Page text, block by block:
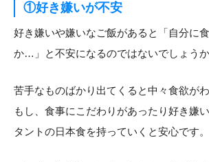
①好き嫌いが不安
好き嫌いや嫌いなご飯があると「自分に
か…」と不安になるのではないでしょうか
苦手なものばかり出てくると中々食欲が
もし、食事にこだわりがあったり好き嫌
タントの日本食を持っていくと安心です。